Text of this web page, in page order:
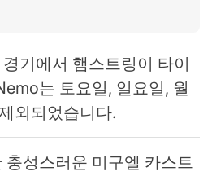
기에서 햄스트링이 타이
는 토요일, 일요일, 월
외되었습니다.
충성스러운 미구엘 카스트